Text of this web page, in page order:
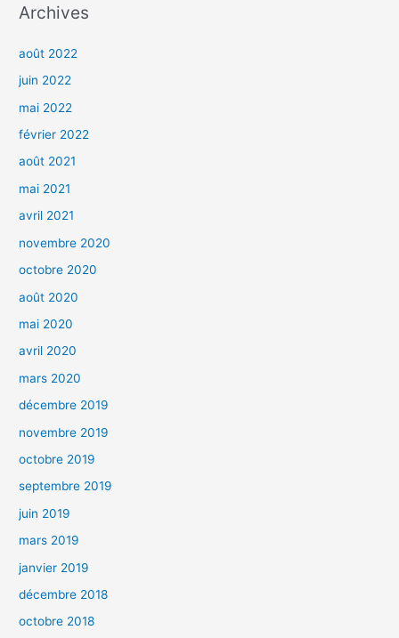
Archives
août 2022
juin 2022
mai 2022
février 2022
août 2021
mai 2021
avril 2021
novembre 2020
octobre 2020
août 2020
mai 2020
avril 2020
mars 2020
décembre 2019
novembre 2019
octobre 2019
septembre 2019
juin 2019
mars 2019
janvier 2019
décembre 2018
octobre 2018